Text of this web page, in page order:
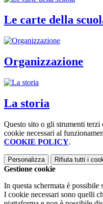
Le carte della
Organizzazione
La storia
Questo sito o gli strumenti
cookie necessari al
COOKIE POLICY.
Personalizza Rifiuta tutti i
Gestione cookie
In questa schermata è
I cookie necessari sono quelli